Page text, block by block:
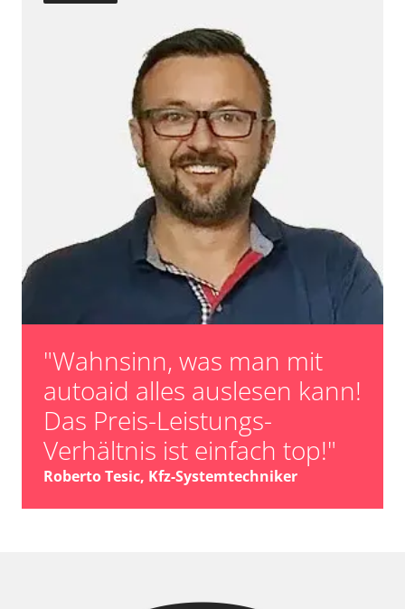
"Wahnsinn, was man mit
autoaid alles auslesen kann!
Das Preis-Leistungs-
Verhältnis ist einfach top!"
Roberto Tesic, Kfz-Systemtechniker